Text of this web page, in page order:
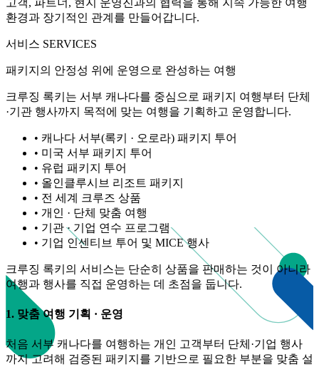
환경과 장기적인 관계를 만들어갑니다.
서비스 SERVICES
패키지의 안정성 위에 운영으로 완성하는 여행
크루징 록키는 서부 캐나다를 중심으로 패키지 여행부터 단체
·기관 행사까지 목적에 맞는 여행을 기획하고 운영합니다.
• 캐나다 서부(록키 · 오로라) 패키지 투어
• 미국 서부 패키지 투어
• 유럽 패키지 투어
• 올인클루시브 리조트 패키지
• 전 세계 크루즈 상품
• 개인 · 단체 맞춤 여행
• 기관 · 기업 연수 프로그램
• 기업 인센티브 투어 및 MICE 행사
크루징 록키의 서비스는 단순히 상품을 판매하는 것이 아니라
여행과 행사를 직접 운영하는 데 초점을 둡니다.
1. 맞춤 여행 기획 · 운영
처음 서부 캐나다를 여행하는 개인 고객부터 단체·기업 행사
까지 고려해 검증된 패키지를 기반으로 필요한 부분을 맞춤 설